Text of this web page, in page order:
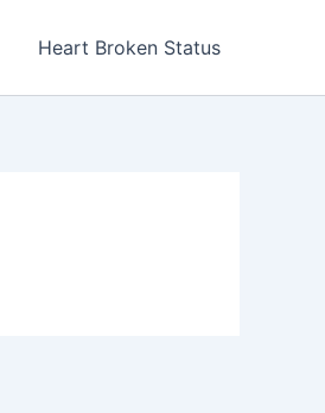
Heart Broken Status